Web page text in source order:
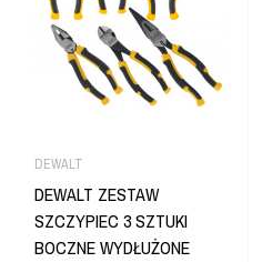
DEWALT
DEWALT ZESTAW
SZCZYPIEC 3 SZTUKI
BOCZNE WYDŁUŻONE